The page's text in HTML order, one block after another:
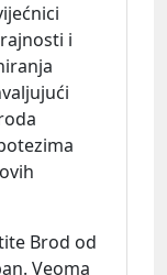
i
Brod od
Veoma